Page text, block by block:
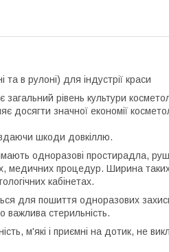
в рулоні) для індустрії краси
рівень культури
значної економії
шкоди довкіллю.
одноразові простирадла,
медичних процедур. Ширина
кабінетах.
для пошиття одноразових
важлива стерильність.
м'які і приємні на дотик, не